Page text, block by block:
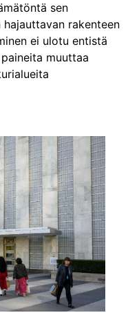
sen
rakenteen
ei ulotu entistä
muuttaa